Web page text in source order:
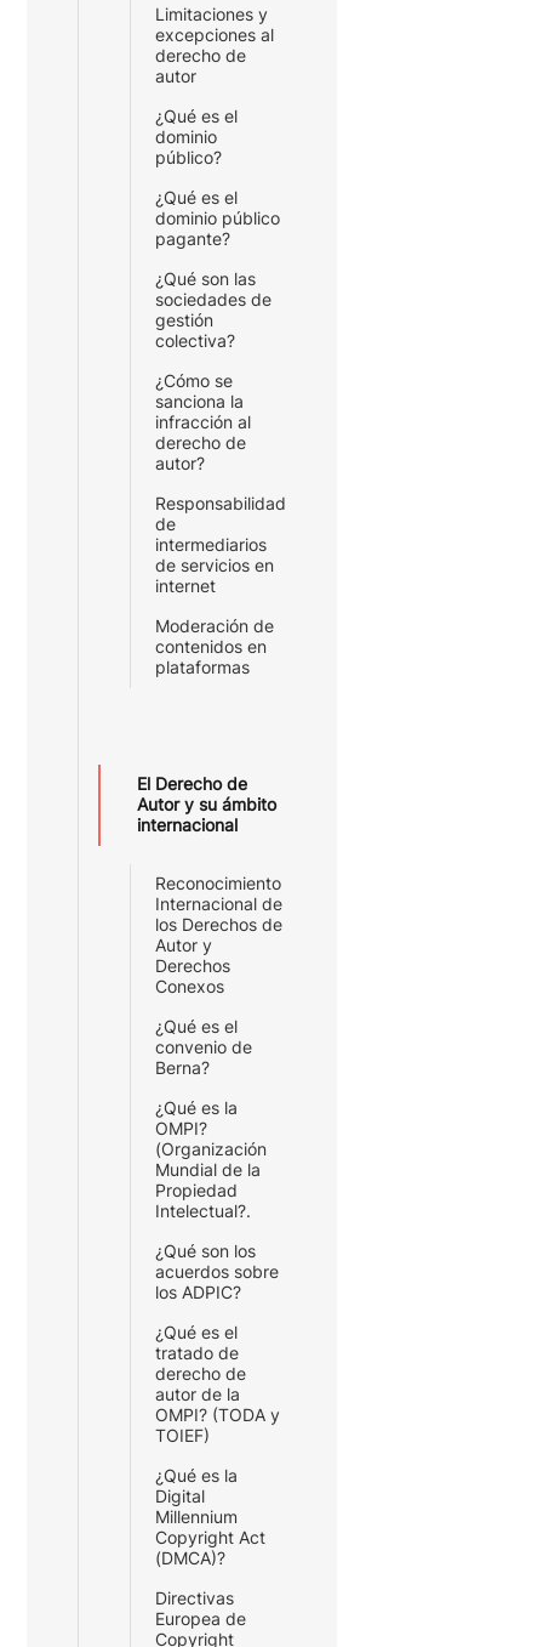
Limitaciones y
excepciones al
derecho de
autor
¿Qué es el
dominio
público?
¿Qué es el
dominio público
pagante?
¿Qué son las
sociedades de
gestión
colectiva?
¿Cómo se
sanciona la
infracción al
derecho de
autor?
Responsabilidad
de
intermediarios
de servicios en
internet
Moderación de
contenidos en
plataformas
El Derecho de
Autor y su ámbito
internacional
Reconocimiento
Internacional de
los Derechos de
Autor y
Derechos
Conexos
¿Qué es el
convenio de
Berna?
¿Qué es la
OMPI?
(Organización
Mundial de la
Propiedad
Intelectual?.
¿Qué son los
acuerdos sobre
los ADPIC?
¿Qué es el
tratado de
derecho de
autor de la
OMPI? (TODA y
TOIEF)
¿Qué es la
Digital
Millennium
Copyright Act
(DMCA)?
Directivas
Europea de
Copyright